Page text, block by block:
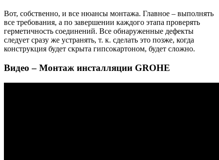
Вот, собственно, и все нюансы монтажа. Главное – выполнять
все требования, а по завершении каждого этапа проверять
герметичность соединений. Все обнаруженные дефекты
следует сразу же устранять, т. к. сделать это позже, когда
конструкция будет скрыта гипсокартоном, будет сложно.
Видео – Монтаж инсталляции GRОHЕ